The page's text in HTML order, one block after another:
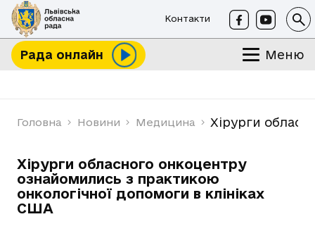
Контакти
Рада онлайн Меню
Головна Новини Медицина Хірурги
Хірурги обласного онкоцентру
ознайомились з практикою
онкологічної допомоги в клініках
США